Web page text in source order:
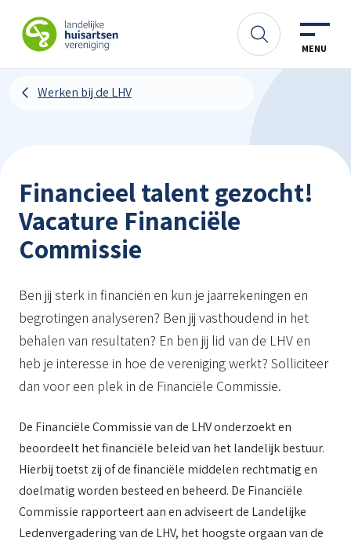
LHV
MENU
Zoeken
Werken bij de LHV
Financieel talent gezocht!
Vacature Financiële
Commissie
Ben jij sterk in financiën en kun je jaarrekeningen en
begrotingen analyseren? Ben jij vasthoudend in het
behalen van resultaten? En ben jij lid van de LHV en
heb je interesse in hoe de vereniging werkt? Solliciteer
dan voor een plek in de Financiële Commissie.
De Financiële Commissie van de LHV onderzoekt en
beoordeelt het financiële beleid van het landelijk bestuur.
Hierbij toetst zij of de financiële middelen rechtmatig en
doelmatig worden besteed en beheerd. De Financiële
Commissie rapporteert aan en adviseert de Landelijke
Ledenvergadering van de LHV, het hoogste orgaan van de